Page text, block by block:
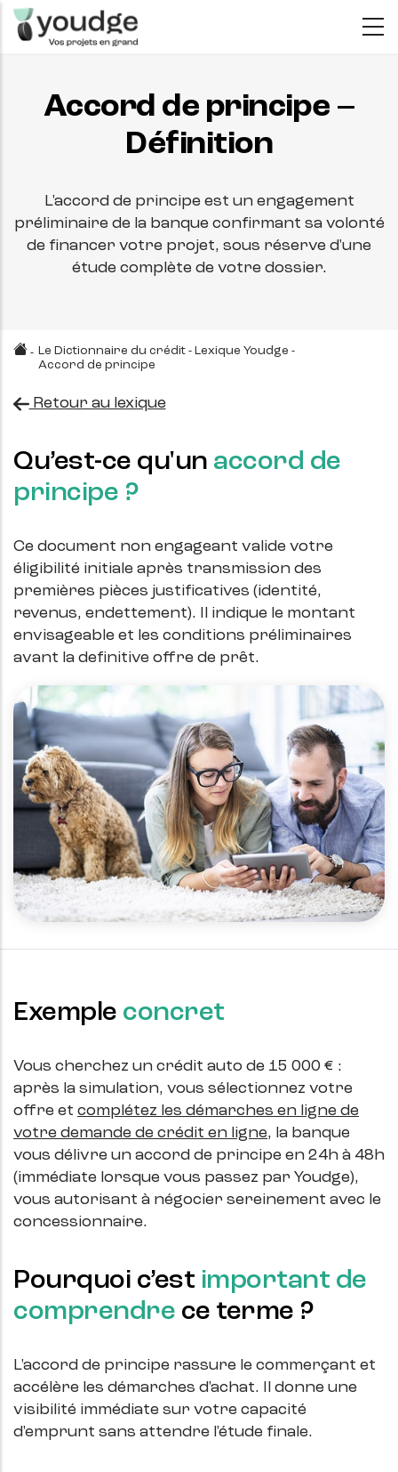
Aller
au
principalAccord de principe –
Définition
L'accord de principe est un engagement
préliminaire de la banque confirmant sa volonté
de financer votre projet, sous réserve d'une
étude complète de votre dossier.
- Le Dictionnaire du crédit - Lexique Youdge -
Accord de principe
Retour au lexique
Qu’est-ce qu'un accord de
principe ?
Ce document non engageant valide votre
éligibilité initiale après transmission des
premières pièces justificatives (identité,
revenus, endettement). Il indique le montant
envisageable et les conditions préliminaires
avant la definitive offre de prêt.
Exemple concret
Vous cherchez un crédit auto de 15 000 € :
après la simulation, vous sélectionnez votre
offre et complétez les démarches en ligne de
votre demande de crédit en ligne, la banque
vous délivre un accord de principe en 24h à 48h
(immédiate lorsque vous passez par Youdge),
vous autorisant à négocier sereinement avec le
concessionnaire.
Pourquoi c’est important de
comprendre ce terme ?
L'accord de principe rassure le commerçant et
accélère les démarches d'achat. Il donne une
visibilité immédiate sur votre capacité
d'emprunt sans attendre l'étude finale.